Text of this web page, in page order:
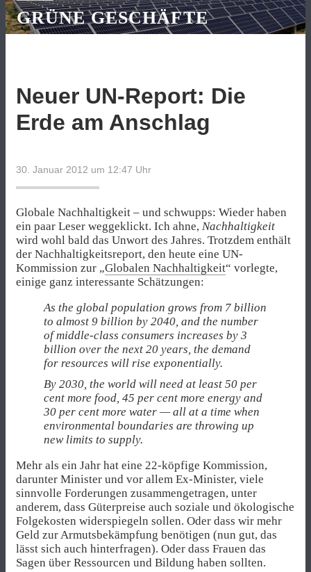
GRÜNE GESCHÄFTE
Neuer UN-Report: Die
Erde am Anschlag
30. Januar 2012 um 12:47 Uhr
Globale Nachhaltigkeit – und schwupps: Wieder haben
ein paar Leser weggeklickt. Ich ahne, Nachhaltigkeit
wird wohl bald das Unwort des Jahres. Trotzdem enthält
der Nachhaltigkeitsreport, den heute eine UN-
Kommission zur „Globalen Nachhaltigkeit“ vorlegte,
einige ganz interessante Schätzungen:
As the global population grows from 7 billion
to almost 9 billion by 2040, and the number
of middle-class consumers increases by 3
billion over the next 20 years, the demand
for resources will rise exponentially.
By 2030, the world will need at least 50 per
cent more food, 45 per cent more energy and
30 per cent more water — all at a time when
environmental boundaries are throwing up
new limits to supply.
Mehr als ein Jahr hat eine 22-köpfige Kommission,
darunter Minister und vor allem Ex-Minister, viele
sinnvolle Forderungen zusammengetragen, unter
anderem, dass Güterpreise auch soziale und ökologische
Folgekosten widerspiegeln sollen. Oder dass wir mehr
Geld zur Armutsbekämpfung benötigen (nun gut, das
lässt sich auch hinterfragen). Oder dass Frauen das
Sagen über Ressourcen und Bildung haben sollten.